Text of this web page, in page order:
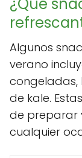
Algunos
verano
congeladas,
de kale.
de preparar
cualquier